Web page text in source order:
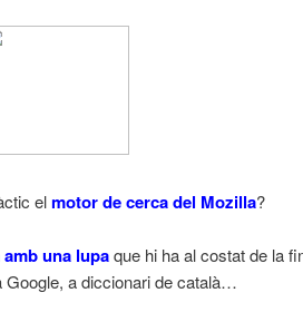
elmotor de cerca del Mozilla?
una lupa que hi ha al costat de la
Google, a diccionari de català…